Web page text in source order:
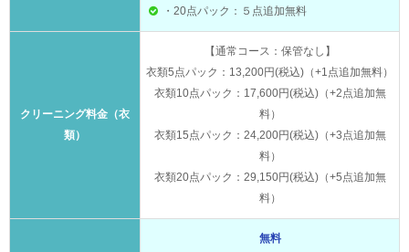
・20点パック：５点追加無料
クリーニング料金（衣
類）
【通常コース：保管なし】
衣類5点パック：13,200円(税込)（+1点追加無料）
衣類10点パック：17,600円(税込)（+2点追加無
料）
衣類15点パック：24,200円(税込)（+3点追加無
料）
衣類20点パック：29,150円(税込)（+5点追加無
料）
無料